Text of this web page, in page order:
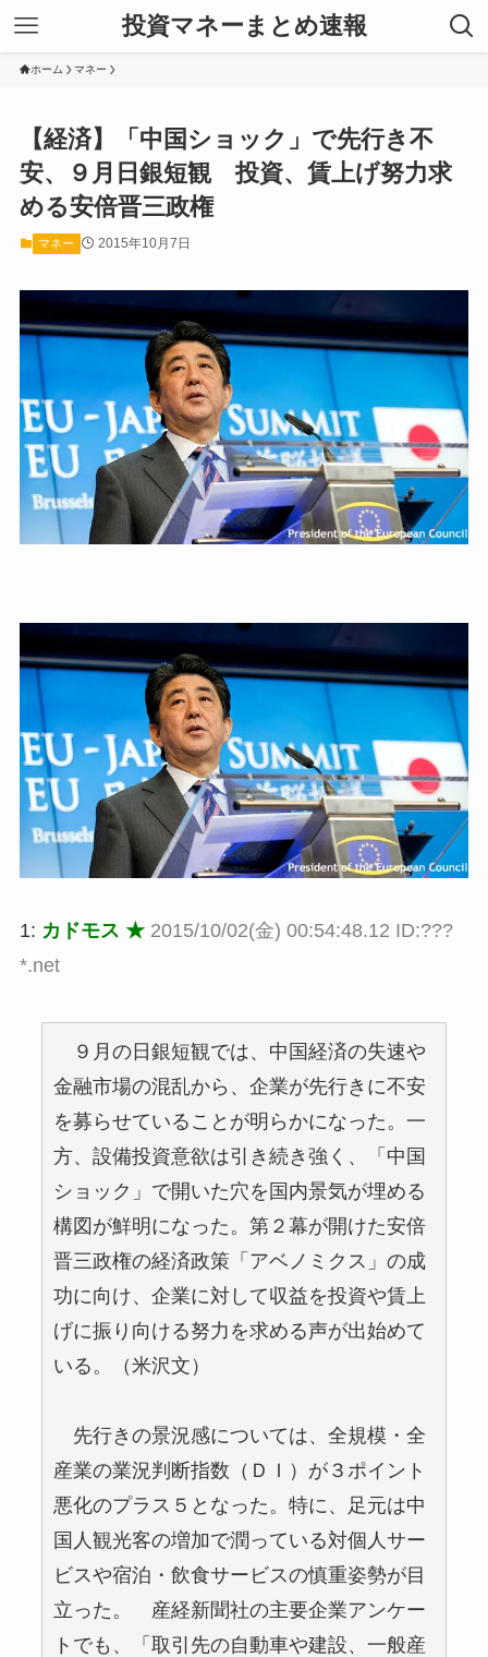
投資マネーまとめ速報
ホーム マネー
【経済】「中国ショック」で先行き不
安、９月日銀短観 投資、賃上げ努力求
める安倍晋三政権
マネー 2015年10月7日
1: カドモス ★ 2015/10/02(金) 00:54:48.12 ID:???
*.net
９月の日銀短観では、中国経済の失速や
金融市場の混乱から、企業が先行きに不安
を募らせていることが明らかになった。一
方、設備投資意欲は引き続き強く、「中国
ショック」で開いた穴を国内景気が埋める
構図が鮮明になった。第２幕が開けた安倍
晋三政権の経済政策「アベノミクス」の成
功に向け、企業に対して収益を投資や賃上
げに振り向ける努力を求める声が出始めて
いる。（米沢文）
先行きの景況感については、全規模・全
産業の業況判断指数（ＤＩ）が３ポイント
悪化のプラス５となった。特に、足元は中
国人観光客の増加で潤っている対個人サー
ビスや宿泊・飲食サービスの慎重姿勢が目
立った。 産経新聞社の主要企業アンケー
トでも、「取引先の自動車や建設、一般産